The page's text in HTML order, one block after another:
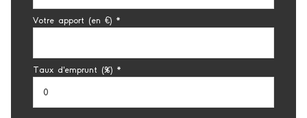
Votre apport (en €) *
Taux d'emprunt (%) *